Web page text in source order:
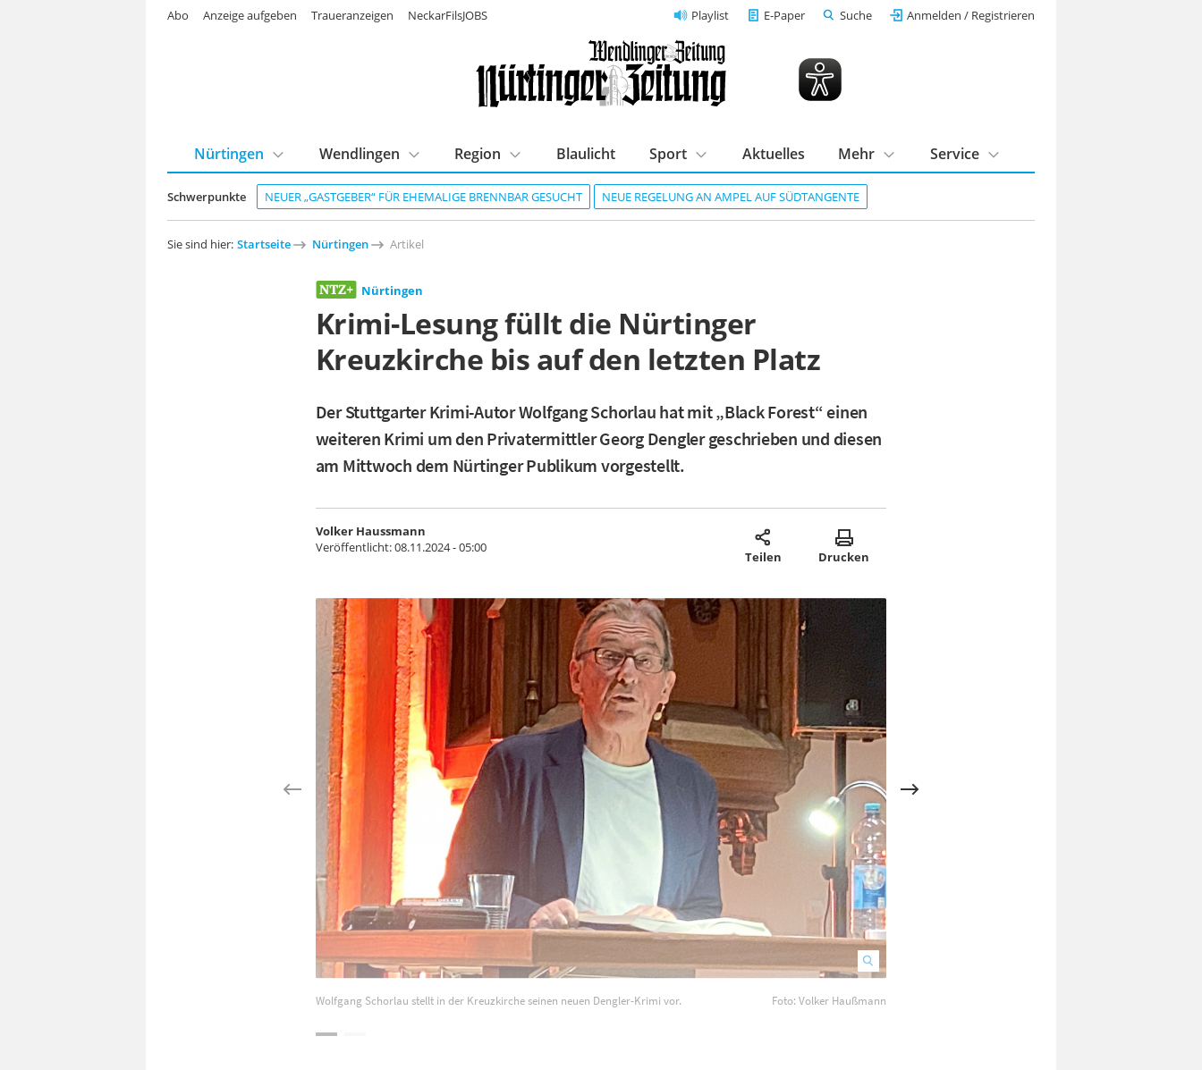
Playlist E-Paper Suche Anmelden / Registrieren
Schwerpunkte NEUER „GASTGEBER“ FÜR EHEMALIGE BRENNBAR GESUCHT NEUE REGELUNG AN AMPEL AUF SÜDTANGENTE
Nürtingen Wendlingen Region Blaulicht Sport Aktuelles Mehr Service
Abo Anzeige aufgeben Traueranzeigen NeckarFilsJOBS
Sie sind hier: Startseite Nürtingen Artikel
Nürtingen
Krimi-Lesung füllt die Nürtinger
Kreuzkirche bis auf den letzten Platz
Der Stuttgarter Krimi-Autor Wolfgang Schorlau hat mit „Black Forest“ einen
weiteren Krimi um den Privatermittler Georg Dengler geschrieben und diesen
am Mittwoch dem Nürtinger Publikum vorgestellt.
Volker Haussmann
Veröffentlicht:08.11.2024 - 05:00
Teilen Drucken
Wolfgang Schorlau stellt in der Kreuzkirche seinen neuen Dengler-Krimi vor. Foto: Volker Haußmann